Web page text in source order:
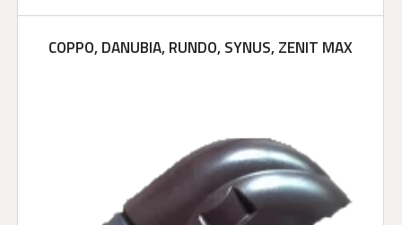
COPPO, DANUBIA, RUNDO, SYNUS, ZENIT MAX